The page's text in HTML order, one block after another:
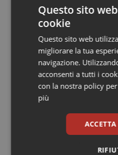
Salute orale & impianti
Sangue &
Tiroide
Tumore al seno
Tumore ovarico
Tumori del Polmone
Potrebbe
Scienza e
miliardi (+6%).
farmaci per
uso
Questo sito
cookie
Questo sito web
migliorare la tua
navigazione.
acconsenti a tutti i
con la nostra policy
più